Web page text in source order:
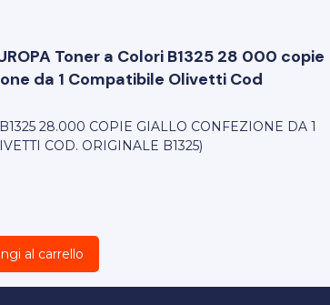
Toner a Colori B1325 28 000 copie
da 1 Compatibile Olivetti Cod
28.000 COPIE GIALLO CONFEZIONE DA 1
COD. ORIGINALE B1325)
al carrello